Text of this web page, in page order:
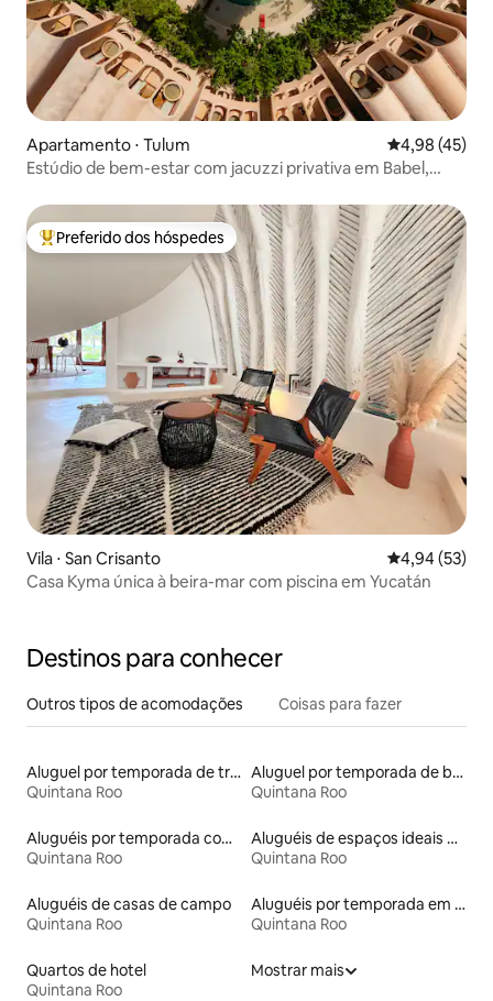
Apartamento ⋅ Tulum 4,98 de uma
4,98 (45)
Estúdio de bem-estar com jacuzzi privativa em Babel,
Entre os melhores preferidos dos hóspedes
Preferido dos hóspedes
Vila ⋅ San Crisanto 4,94 de uma
4,94 (53)
Casa Kyma única à beira-mar com piscina em Yucatán
Destinos para conhecer
Outros tipos de acomodações Coisas para fazer
Aluguel por temporada de trailers
Quintana Roo
Aluguel por temporada de barcos
Quintana Roo
Aluguéis por temporada com suítes privativas
Quintana Roo
Aluguéis de espaços ideais para famílias
Quintana Roo
Aluguéis de casas de campo
Quintana Roo
Aluguéis por temporada em resorts
Quintana Roo
Quartos de hotel
Quintana Roo
Mostrar mais